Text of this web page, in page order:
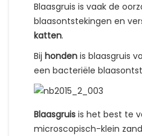
Blaasgruis is vaak de
blaasontstekingen en
katten.
Bij honden is blaasgruis
een bacteriële
Blaasgruis is het best te
microscopisch-klein